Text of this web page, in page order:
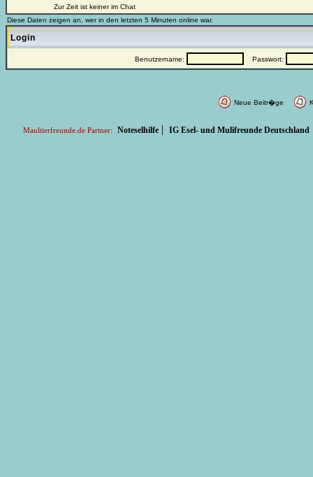
Zur Zeit ist keiner im Chat
Diese Daten zeigen an, wer in den letzten 5 Minuten online war.
Login
Benutzername: Passwort:
Neue Beitr�ge
Maultierfreunde.de Partner: Noteselhilfe | IG Esel- und Mulifreunde Deutschland